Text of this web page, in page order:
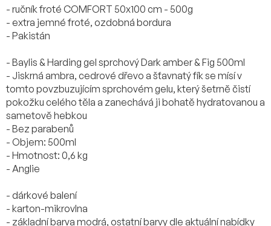
- ručník froté COMFORT 50x100 cm - 500g
- extra jemné froté, ozdobná bordura
- Pakistán
- Baylis & Harding gel sprchový Dark amber & Fig 500ml
- Jiskrná ambra, cedrové dřevo a šťavnatý fík se mísí v
tomto povzbuzujícím sprchovém gelu, který šetrně čistí
pokožku celého těla a zanechává ji bohatě hydratovanou a
sametově hebkou
- Bez parabenů
- Objem: 500ml
- Hmotnost: 0,6 kg
- Anglie
- dárkové balení
- karton-mikrovlna
- základní barva modrá, ostatní barvy dle aktuální nabídky